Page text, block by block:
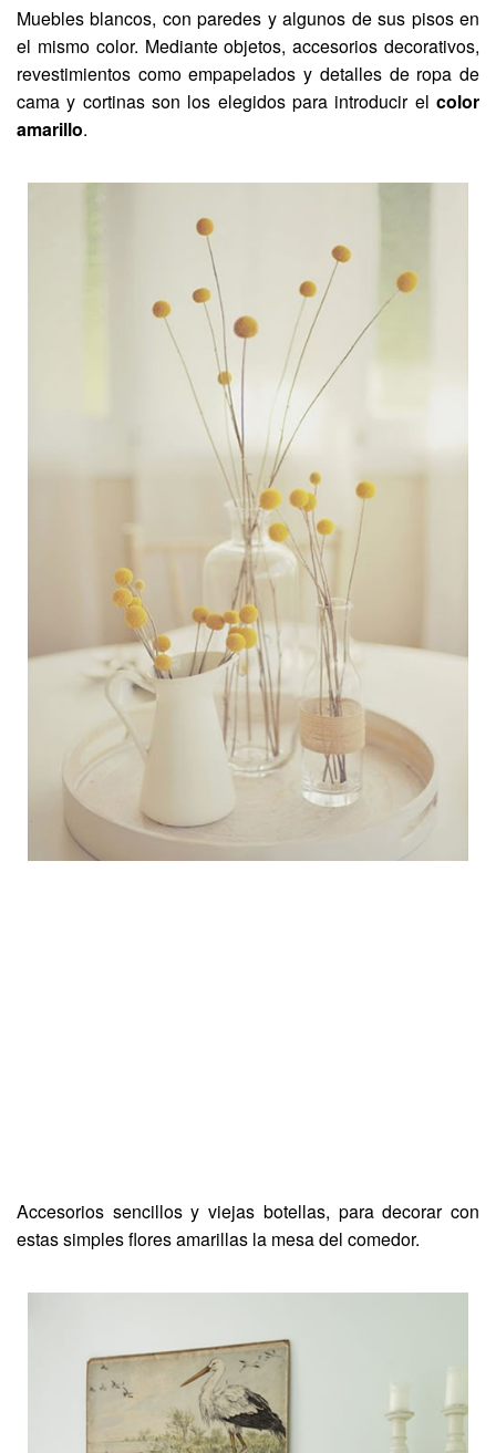
Muebles blancos, con paredes y algunos de sus pisos en
el mismo color. Mediante objetos, accesorios decorativos,
revestimientos como empapelados y detalles de ropa de
cama y cortinas son los elegidos para introducir el color
amarillo.
Accesorios sencillos y viejas botellas, para decorar con
estas simples flores amarillas la mesa del comedor.